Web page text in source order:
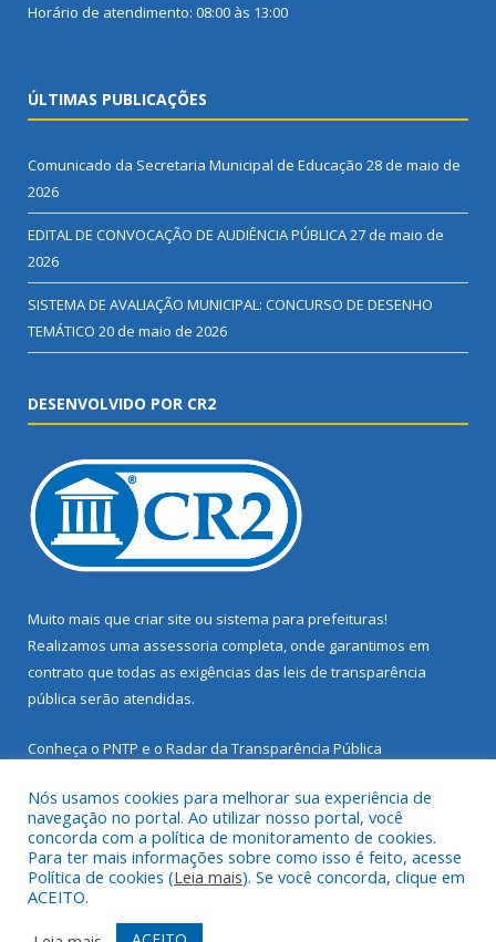
Horário de atendimento: 08:00 às 13:00
ÚLTIMAS PUBLICAÇÕES
Comunicado da Secretaria Municipal de Educação 28 de maio de
2026
EDITAL DE CONVOCAÇÃO DE AUDIÊNCIA PÚBLICA27 de maio de
2026
SISTEMA DE AVALIAÇÃO MUNICIPAL: CONCURSO DE DESENHO
TEMÁTICO 20 de maio de 2026
DESENVOLVIDO POR CR2
Muito mais que criar site ou sistema para prefeituras!
Realizamos uma assessoria completa, onde garantimos em
contrato que todas as exigências das leis de transparência
pública serão atendidas.
Conheça o PNTP e o Radar da Transparência Pública
Todos os direitos reservados a Prefeitura Municipal de Santarém
Novo.
Mapa do Site Acessar Área Administrativa
Nós usamos cookies para melhorar sua experiência de
navegação no portal. Ao utilizar nosso portal, você
concorda com a política de monitoramento de cookies.
Para ter mais informações sobre como isso é feito, acesse
Política de cookies (Leia mais). Se você concorda, clique em
ACEITO.